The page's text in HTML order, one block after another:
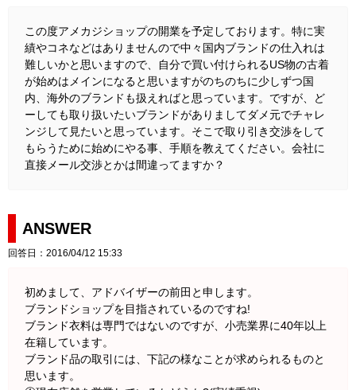
この度アメカジショップの開業を予定しております。特に実
績やコネなどはありませんので中々国内ブランドの仕入れは
難しいかと思いますので、自分で買い付けられるUS物の古着
が始めはメインになると思いますがのちのちに少しずつ国
内、海外のブランドも扱えればと思っています。ですが、ど
ーしても取り扱いたいブランドがありましてダメ元でチャレ
ンジして見たいと思っています。そこで取り引き交渉をして
もらうために始めにやる事、手順を教えてください。会社に
直接メール交渉とかは間違ってますか？
ANSWER
回答日：2016/04/12 15:33
初めまして、アドバイザーの前田と申します。
ブランドショップを目指されているのですね!
ブランド衣料は専門ではないのですが、小売業界に40年以上
在籍しています。
ブランド品の取引には、下記の様なことが求められるものと
思います。